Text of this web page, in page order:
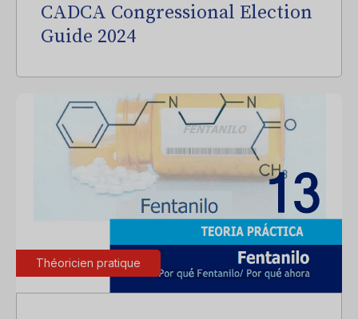
CADCA Congressional Election
Guide 2024
Théoricien pratique